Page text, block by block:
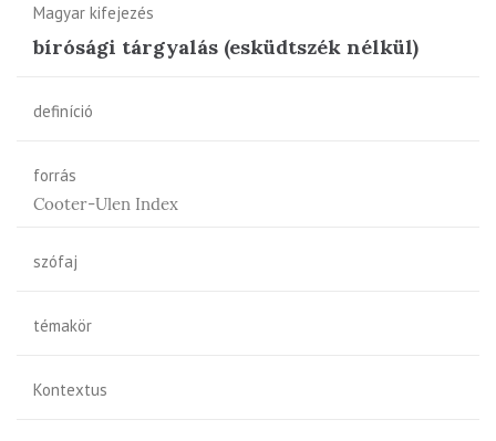
Magyar kifejezés
bírósági tárgyalás (esküdtszék nélkül)
definíció
forrás
Cooter-Ulen Index
szófaj
témakör
Kontextus